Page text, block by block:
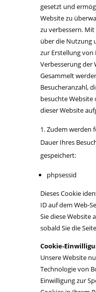
gesetzt und
Website zu
zu verbessern.
über die Nutzung
zur Erstellung
Verbesserung der
Gesammelt
Besucheranzahl,
besuchte
dieser Website
Zudem werden
Dauer Ihres
gespeichert:
phpsessid
Dieses Cookie
ID auf dem Web-
Sie diese Website
sobald Sie die
Cookie-
Unsere Website
Technologie von
Einwilligung zur